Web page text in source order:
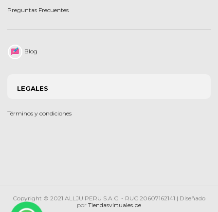
Preguntas Frecuentes
Blog
LEGALES
Términos y condiciones
Copyright © 2021 ALLJU PERU S.A.C. - RUC 20607162141 | Diseñado
por Tiendasvirtuales.pe